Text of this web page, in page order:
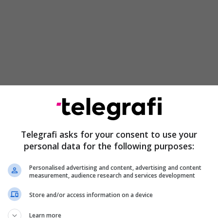
vjet më vonë, ka më pak shpresë për atë që
mund të bëjë për brezin tim. Në fakt, jam e
nga Esme Gordon Craig:
dhe beqare - pse ka kaq shumë djem që
moshës së nënës sime?
tani po synon miqësitë e Brezit Z!
artificiale filloi të dominojë jetën time.
Telegrafi asks for your consent to use your
personal data for the following purposes:
Personalised advertising and content, advertising and content
measurement, audience research and services development
Store and/or access information on a device
Learn more